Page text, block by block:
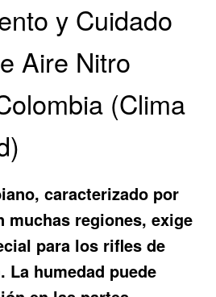
y Cuidado
Aire Nitro
(Clima
caracterizado por
muchas regiones, exige
para los rifles de
humedad puede